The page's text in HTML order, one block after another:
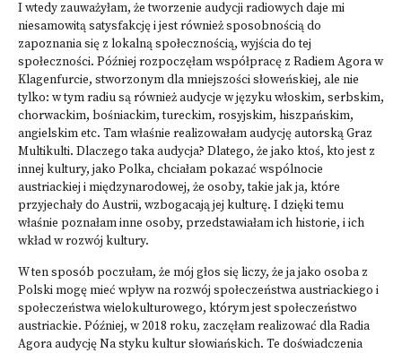
I wtedy zauważyłam, że tworzenie audycji radiowych daje mi
niesamowitą satysfakcję i jest również sposobnością do
zapoznania się z lokalną społecznością, wyjścia do tej
społeczności. Później rozpoczęłam współpracę z Radiem Agora w
Klagenfurcie, stworzonym dla mniejszości słoweńskiej, ale nie
tylko: w tym radiu są również audycje w języku włoskim, serbskim,
chorwackim, bośniackim, tureckim, rosyjskim, hiszpańskim,
angielskim etc. Tam właśnie realizowałam audycję autorskąGraz
Multikulti. Dlaczego taka audycja? Dlatego, że jako ktoś, kto jest z
innej kultury, jako Polka, chciałam pokazać wspólnocie
austriackiej i międzynarodowej, że osoby, takie jak ja, które
przyjechały do Austrii, wzbogacają jej kulturę. I dzięki temu
właśnie poznałam inne osoby, przedstawiałam ich historie, i ich
wkład w rozwój kultury.
W ten sposób poczułam, że mój głos się liczy, że ja jako osoba z
Polski mogę mieć wpływ na rozwój społeczeństwa austriackiego i
społeczeństwa wielokulturowego, którym jest społeczeństwo
austriackie. Później, w 2018 roku, zaczęłam realizować dla Radia
Agora audycję Na styku kultur słowiańskich. Te doświadczenia